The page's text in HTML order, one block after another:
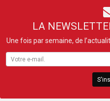
LA
Une fois par semaine, de